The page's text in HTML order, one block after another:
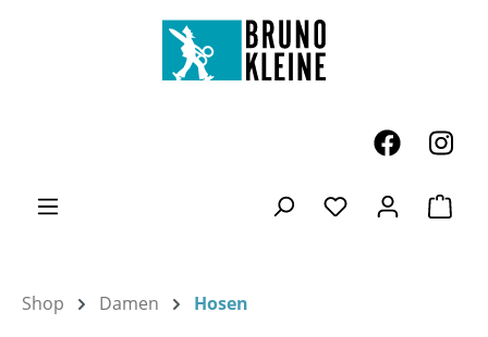
Zum Hauptinhalt springen
Du hast 0
Shop Damen Hosen